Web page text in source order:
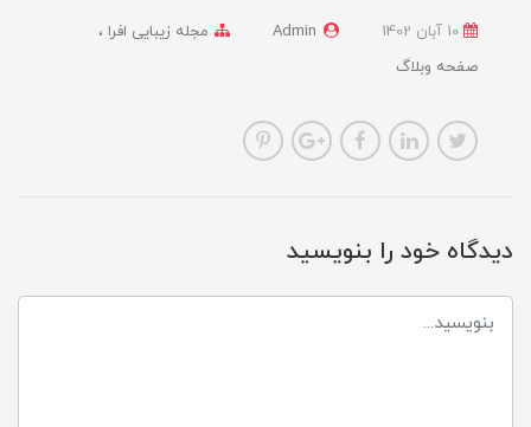
Admin
مجله زیبایی افرا
صفحه وبلاگ
دیدگاه خود را بنویسید